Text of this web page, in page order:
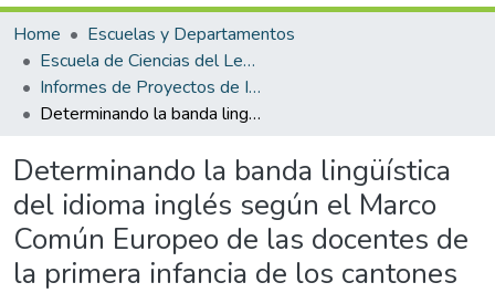
Home
Escuelas y Departamentos
Escuela de Ciencias del Lenguaje
Informes de Proyectos de Investigación
Determinando la banda lingüística del idioma inglés según el Marco Común Europeo de las docentes de la primera infancia de los cantones de Paraíso, El Guarco, La Unión, Oreamuno y Alvarado de Cartago
Determinando la banda lingüística
del idioma inglés según el Marco
Común Europeo de las docentes de
la primera infancia de los cantones